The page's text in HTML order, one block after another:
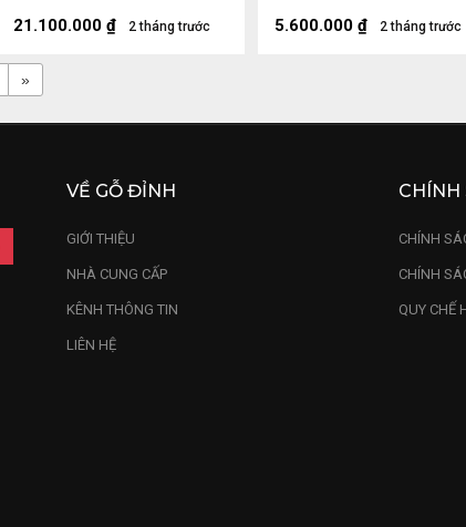
2 tháng trước
21.100.000 ₫ 2 tháng trước
5.600.000 ₫
»
VỀ GỖ ĐỈNH
GIỚI THIỆU
NHÀ CUNG CẤP
KÊNH THÔNG TIN
LIÊN HỆ
CHÍNH
CHÍNH
CHÍNH
QUY CHẾ